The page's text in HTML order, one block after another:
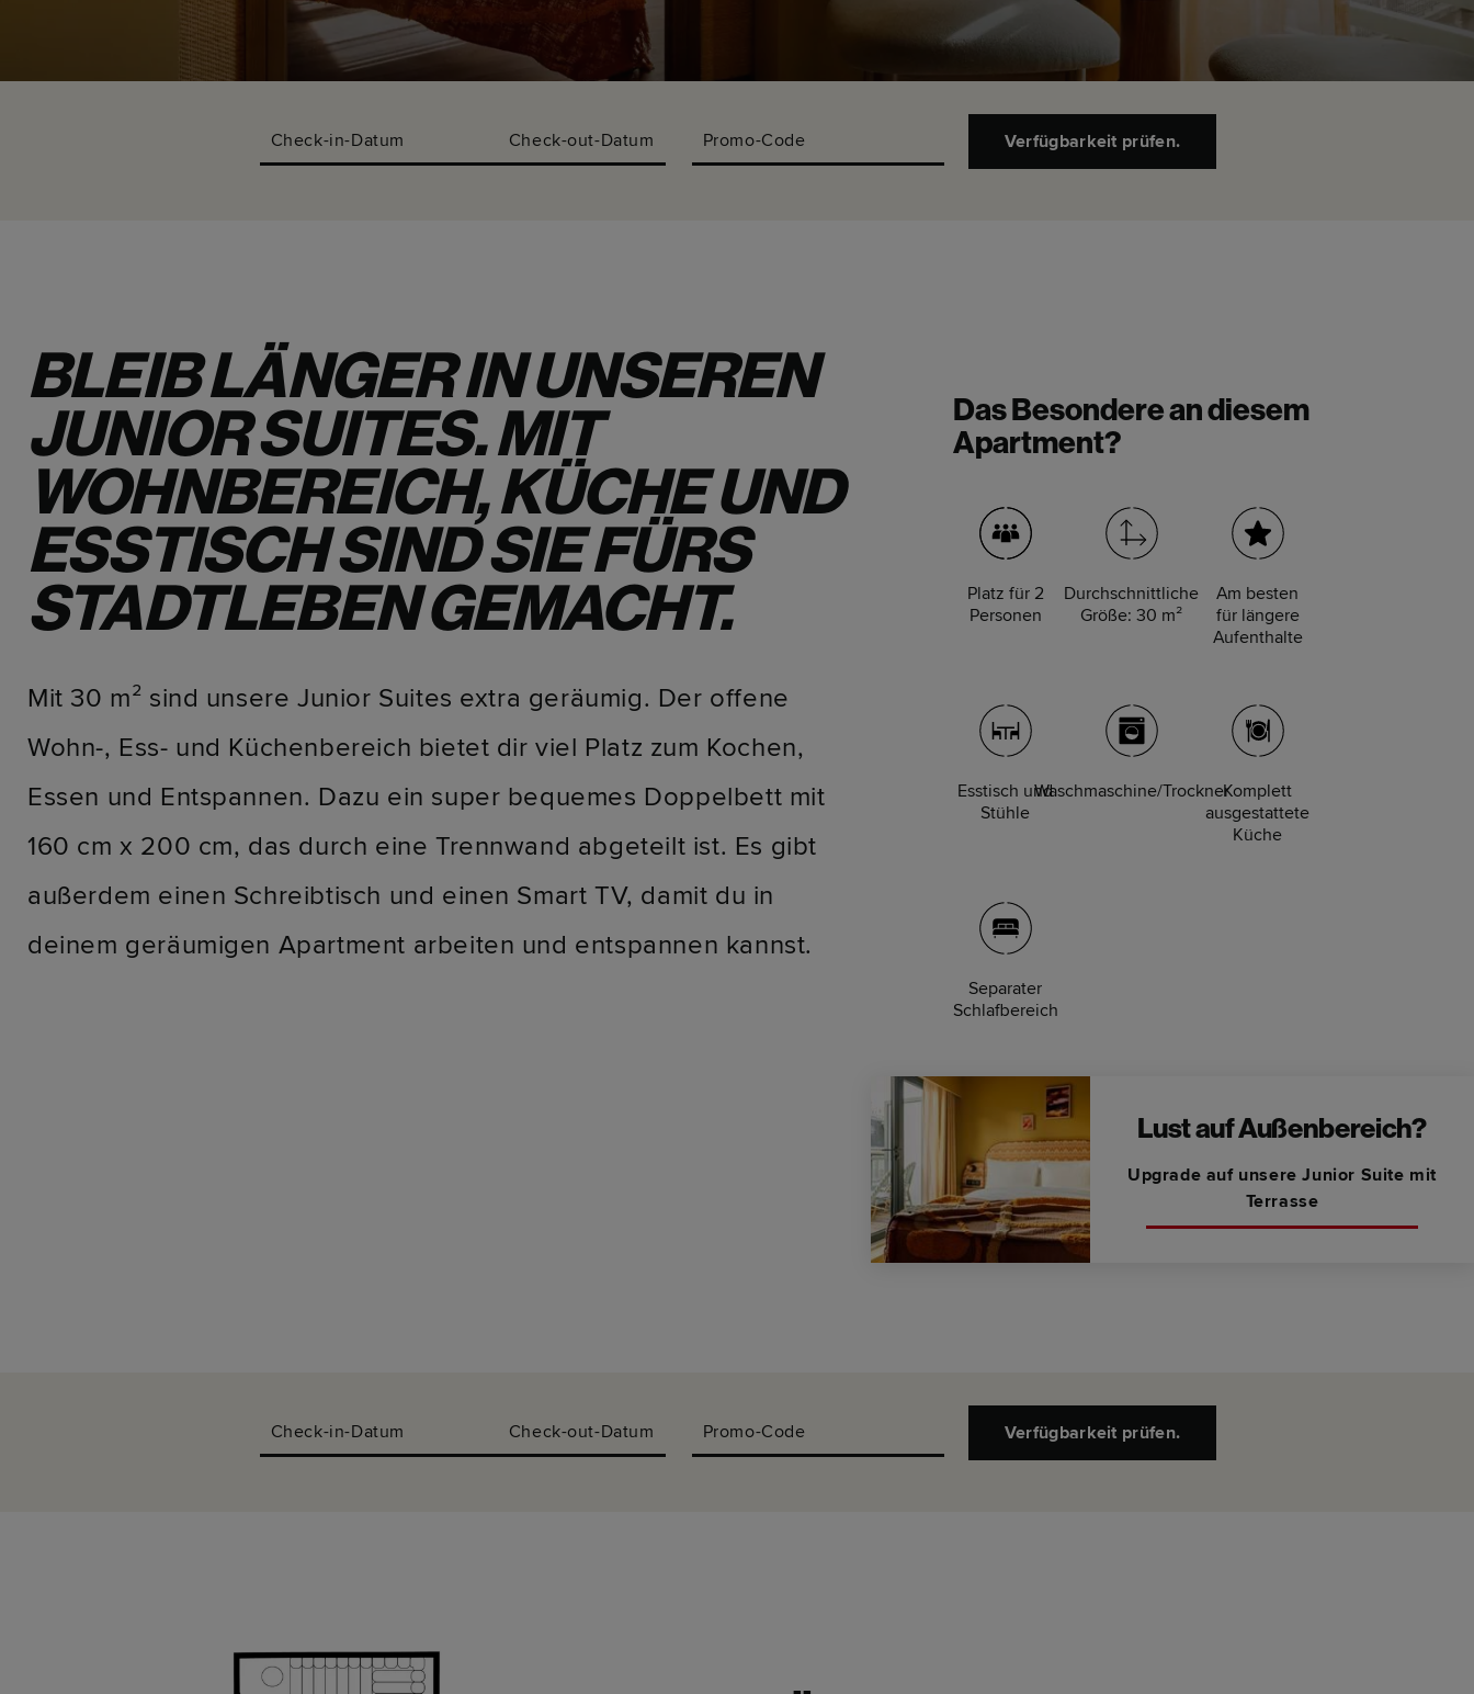
Check-in-Datum Check-out-Datum Promo-Code Verfügbarkeit prüfen.
BLEIB LÄNGER IN UNSEREN
JUNIOR SUITES. MIT
WOHNBEREICH, KÜCHE UND
ESSTISCH SIND SIE FÜRS
STADTLEBEN GEMACHT.
Mit 30 m² sind unsere Junior Suites extra geräumig. Der offene
Wohn-, Ess- und Küchenbereich bietet dir viel Platz zum Kochen,
Essen und Entspannen. Dazu ein super bequemes Doppelbett mit
160 cm x 200 cm, das durch eine Trennwand abgeteilt ist. Es gibt
außerdem einen Schreibtisch und einen Smart TV, damit du in
deinem geräumigen Apartment arbeiten und entspannen kannst.
Das Besondere an diesem
Apartment?
Platz für 2
Personen
Durchschnittliche
Größe: 30 m²
Am besten
für längere
Aufenthalte
Esstisch und
Stühle
Waschmaschine/TrocknerKomplett
ausgestattete
Küche
Separater
Schlafbereich
Lust auf Außenbereich?
Upgrade auf unsere Junior Suite mit
Terrasse
Check-in-Datum Check-out-Datum Promo-Code Verfügbarkeit prüfen.